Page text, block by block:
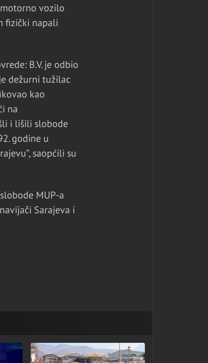
vozilo
fizički napali
B.V. je odbio
dežurni tužilac
kao
na
i lišili slobode
godine u
saopćili su
MUP-a
Sarajeva i